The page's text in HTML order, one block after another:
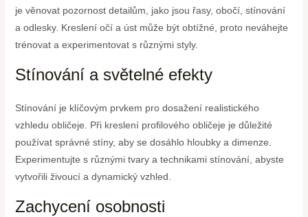
je věnovat pozornost detailům, jako jsou řasy, obočí, stínování
a odlesky. Kreslení očí a úst může být obtížné, proto neváhejte
trénovat a experimentovat s různými styly.
Stínování a světelné efekty
Stínování je klíčovým prvkem pro dosažení realistického
vzhledu obličeje. Při kreslení profilového obličeje je důležité
používat správné stíny, aby se dosáhlo hloubky a dimenze.
Experimentujte s různými tvary a technikami stínování, abyste
vytvořili živoucí a dynamický vzhled.
Zachycení osobnosti